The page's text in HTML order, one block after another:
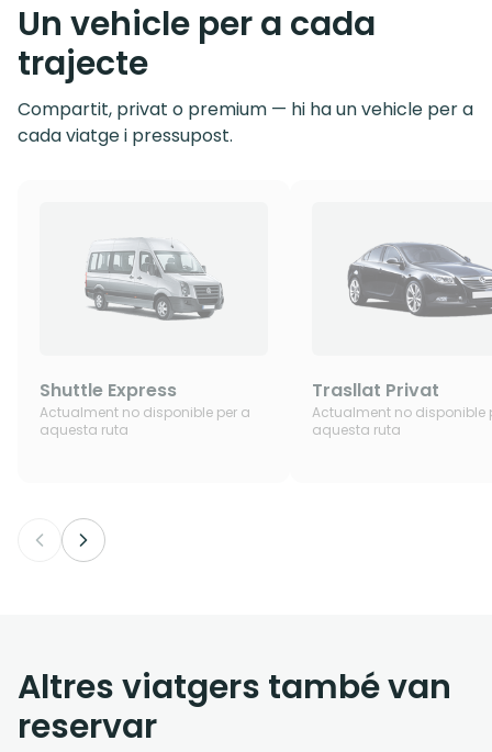
Un vehicle per a cada
trajecte
Compartit, privat o premium — hi ha un vehicle per a
cada viatge i pressupost.
Shuttle Express
Actualment no disponible per a
aquesta ruta
Trasllat Privat
Actualment no disponible
aquesta ruta
Altres viatgers també van
reservar